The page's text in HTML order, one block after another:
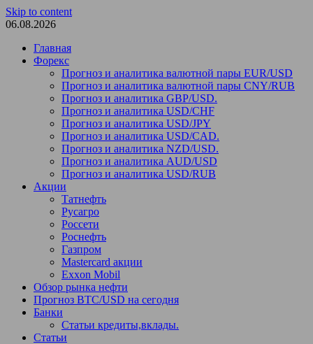
Skip to content
06.08.2026
Главная
Форекс
Прогноз и аналитика валютной пары EUR/USD
Прогноз и аналитика валютной пары CNY/RUB
Прогноз и аналитика GBP/USD.
Прогноз и аналитика USD/CHF
Прогноз и аналитика USD/JPY
Прогноз и аналитика USD/CAD.
Прогноз и аналитика NZD/USD.
Прогноз и аналитика AUD/USD
Прогноз и аналитика USD/RUB
Акции
Татнефть
Русагро
Россети
Роснефть
Газпром
Mastercard акции
Exxon Mobil
Обзор рынка нефти
Прогноз BTC/USD на сегодня
Банки
Статьи кредиты,вклады.
Статьи